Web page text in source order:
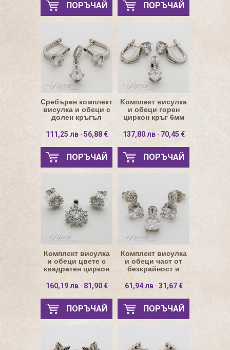
ПОРЪЧАЙ ПОРЪЧАЙ
Сребърен комплект
висулка и обеци с
долен кръгъл
111,25 лв · 56,88 €
ПОРЪЧАЙ
Kомплект висулка
и обеци горен
циркон кръг 6мм
137,80 лв · 70,45 €
ПОРЪЧАЙ
Комплект висулка
и обеци цвете с
квадратен циркон
160,19 лв · 81,90 €
ПОРЪЧАЙ
Комплект висулка
и обеци част от
безкрайност и
61,94 лв · 31,67 €
ПОРЪЧАЙ